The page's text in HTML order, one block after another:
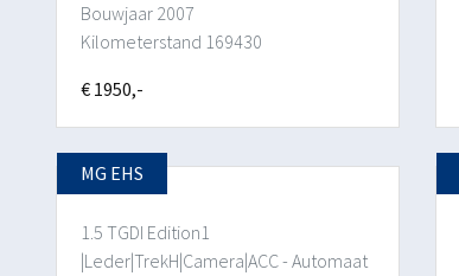
Bouwjaar 2007
Kilometerstand 169430
€ 1950,-
MG EHS
1.5 TGDI Edition1
|Leder|TrekH|Camera|ACC - Automaat